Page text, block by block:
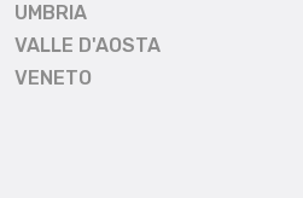
UMBRIA
VALLE D'AOSTA
VENETO